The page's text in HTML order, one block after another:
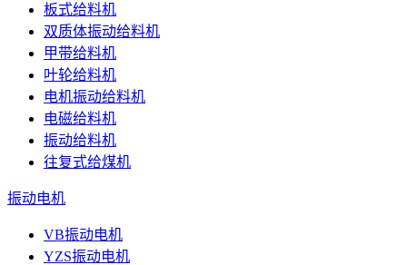
板式给料机
双质体振动给料机
甲带给料机
叶轮给料机
电机振动给料机
电磁给料机
振动给料机
往复式给煤机
振动电机
VB振动电机
YZS振动电机